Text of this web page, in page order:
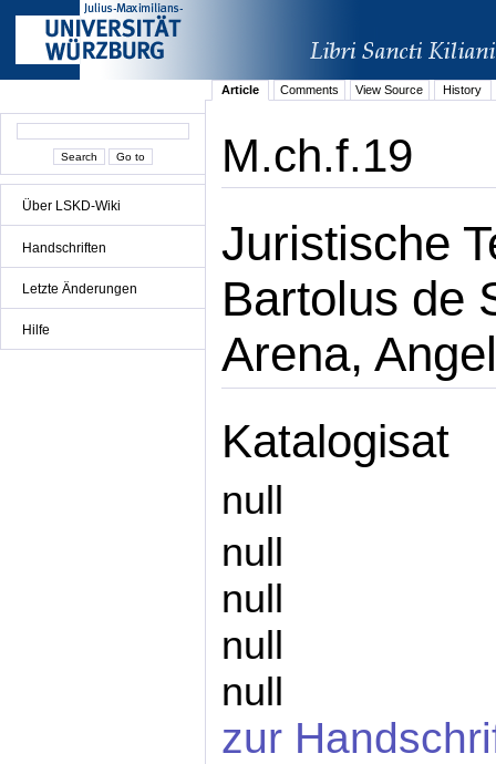
Über LSKD-Wiki
Handschriften
Letzte Änderungen
Hilfe
Article Comments View Source History
M.ch.f.19
Juristische
Bartolus de
Arena,
Katalogisat
null
null
null
null
null
zur